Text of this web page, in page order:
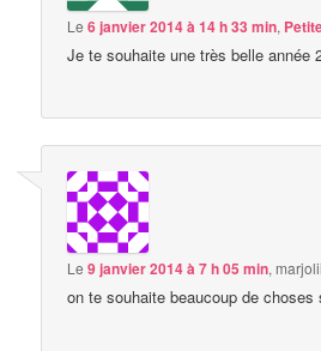
Le6 janvier 2014 à 14 h 33 min,
Je te souhaite une très belle année
Le9 janvier 2014 à 7 h 05 min,
on te souhaite beaucoup de choses